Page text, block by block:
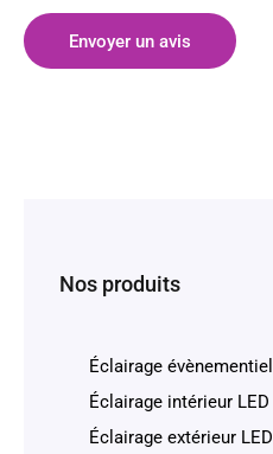
Envoyer un avis
Nos produits
Éclairage évènementiel
Éclairage intérieur LED
Éclairage extérieur LED